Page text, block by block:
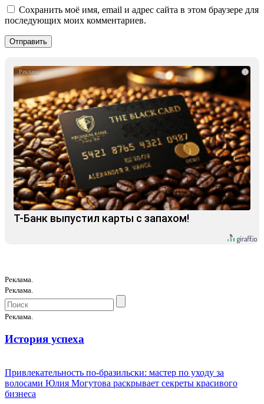
Сохранить моё имя, email и адрес сайта в этом браузере для
последующих моих комментариев.
i
Т-Банк выпустил карты с запахом!
Реклама.
Реклама.
Реклама.
История успеха
Привлекательность по-бразильски: мастер по уходу за
волосами Юлия Могутова раскрывает секреты красивого
бизнеса